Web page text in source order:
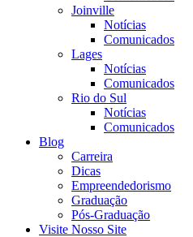
Joinville
Notícias
Comunicados
Lages
Notícias
Comunicados
Rio do Sul
Notícias
Comunicados
Blog
Carreira
Dicas
Empreendedorismo
Graduação
Pós-Graduação
Visite Nosso Site